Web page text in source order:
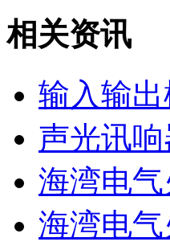
相关资讯
输入输
声光讯
海湾电
海湾电